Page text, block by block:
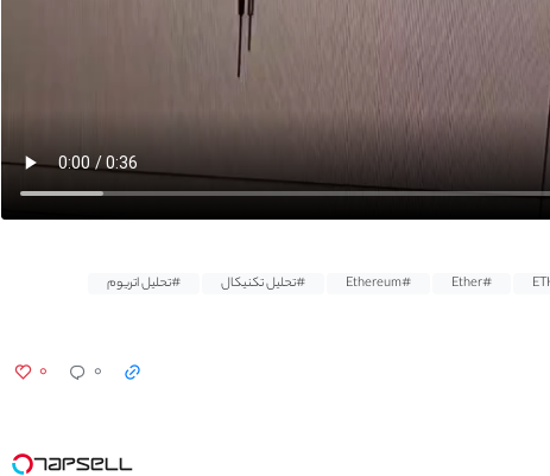
#Ether
#Ethereum #تحلیل تکنیکال
#تحلیل اتریوم
۰ ۰